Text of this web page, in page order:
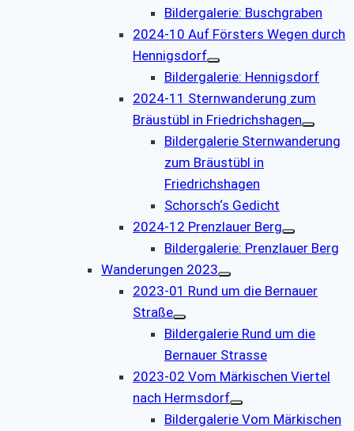
Bildergalerie: Buschgraben
2024-10 Auf Försters Wegen durch
Hennigsdorf
Bildergalerie: Hennigsdorf
2024-11 Sternwanderung zum
Bräustübl in Friedrichshagen
Bildergalerie Sternwanderung
zum Bräustübl in
Friedrichshagen
Schorsch‘s Gedicht
2024-12 Prenzlauer Berg
Bildergalerie: Prenzlauer Berg
Wanderungen 2023
2023-01 Rund um die Bernauer
Straße
Bildergalerie Rund um die
Bernauer Strasse
2023-02 Vom Märkischen Viertel
nach Hermsdorf
Bildergalerie Vom Märkischen